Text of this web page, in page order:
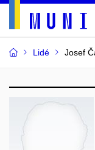
Lidé Josef